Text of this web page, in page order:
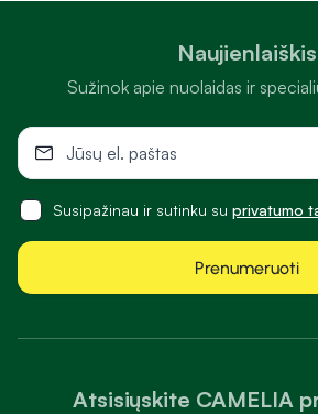
Atsisiųskite CAMELIA
Naujienlaiškis
Sužinok apie nuolaidas ir
Susipažinau ir sutinku su privatumo
Prenumeruoti